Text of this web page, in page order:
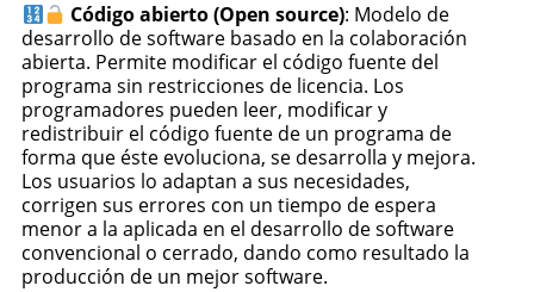
Código abierto (Open source): Modelo de
desarrollo de software basado en la colaboración
abierta​. Permite modificar el código fuente del
programa sin restricciones de licencia. Los
programadores pueden leer, modificar y
redistribuir el código fuente de un programa de
forma que éste evoluciona, se desarrolla y mejora.
Los usuarios lo adaptan a sus necesidades,
corrigen sus errores con un tiempo de espera
menor a la aplicada en el desarrollo de software
convencional o cerrado, dando como resultado la
producción de un mejor software.